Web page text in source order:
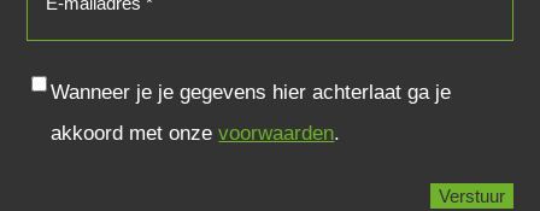
Consent
Wanneer je je gegevens hier achterlaat ga je
akkoord met onzevoorwaarden.